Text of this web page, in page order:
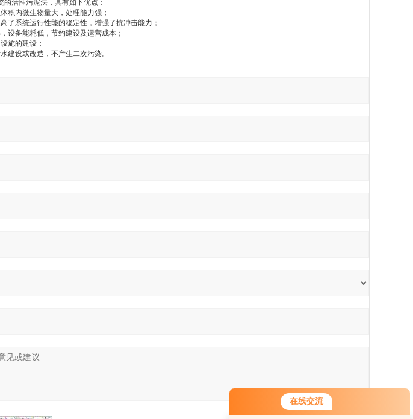
在线交流
您好！欢迎前来咨询，很高兴为您
活性污泥法，具有如下优点：
积内微生物量大，处理能力强；
了系统运行性能的稳定性，增强了抗冲击能力；
设备能耗低，节约建设及运营成本；
施的建设；
建设或改造，不产生二次污染。